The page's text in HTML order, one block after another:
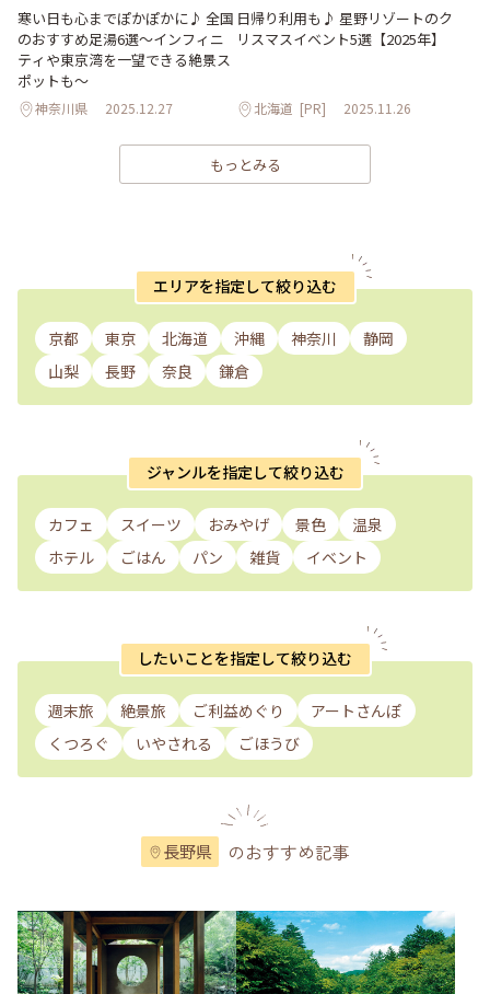
寒い日も心までぽかぽかに♪ 全国
のおすすめ足湯6選～インフィニ
ティや東京湾を一望できる絶景ス
ポットも～
神奈川県 2025.12.27
日帰り利用も♪ 星野リゾートのク
リスマスイベント5選【2025年】
北海道 [PR] 2025.11.26
もっとみる
エリアを指定して絞り込む
京都 東京 北海道 沖縄 神奈川
静岡
山梨
長野 奈良 鎌倉
ジャンルを指定して絞り込む
カフェ スイーツ おみやげ 景色
温泉
ホテル
ごはん パン 雑貨 イベント
したいことを指定して絞り込む
週末旅 絶景旅 ご利益めぐり
アートさんぽ
くつろぐ
いやされる ごほうび
長野県 のおすすめ記事